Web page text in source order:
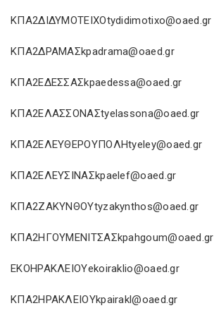
ΚΠΑ2ΔΙΔΥΜΟΤΕΙΧΟtydidimotixo@oaed.gr
ΚΠΑ2ΔΡΑΜΑΣkpadrama@oaed.gr
ΚΠΑ2ΕΔΕΣΣΑΣkpaedessa@oaed.gr
ΚΠΑ2ΕΛΑΣΣΟΝΑΣtyelassona@oaed.gr
ΚΠΑ2ΕΛΕΥΘΕΡΟΥΠΟΛΗtyeley@oaed.gr
ΚΠΑ2ΕΛΕΥΣΙΝΑΣkpaelef@oaed.gr
ΚΠΑ2ΖΑΚΥΝΘΟΥtyzakynthos@oaed.gr
ΚΠΑ2ΗΓΟΥΜΕΝΙΤΣΑΣkpahgoum@oaed.gr
ΕΚΟΗΡΑΚΛΕΙΟΥekoiraklio@oaed.gr
ΚΠΑ2ΗΡΑΚΛΕΙΟΥkpairakl@oaed.gr